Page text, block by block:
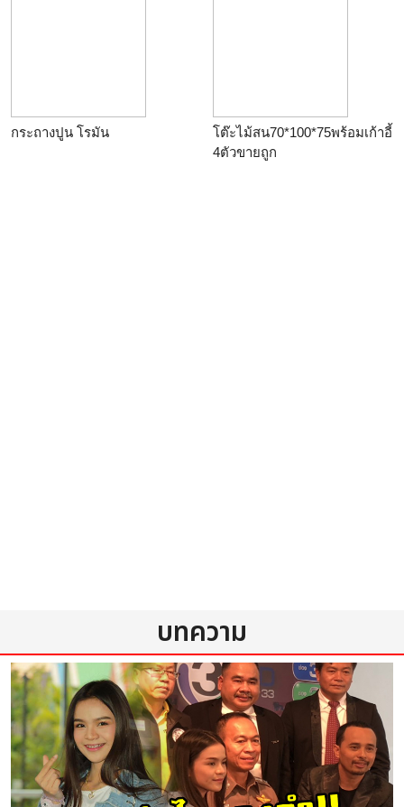
กระถางปูน โรมัน
โต๊ะไม้สน70*100*75พร้อมเก้าอี้
4ตัวขายถูก
บทความ